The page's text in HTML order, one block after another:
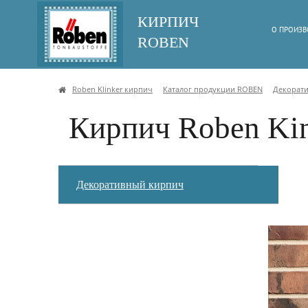
КИРПИЧ
ROBEN
О
Roben Klinker кирпич Каталог продукции ROBEN
Кирпич Roben
Декоративный кирпич